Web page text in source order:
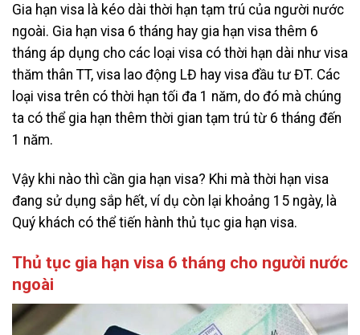
Gia hạn visa là kéo dài thời hạn tạm trú của người nước
ngoài. Gia hạn visa 6 tháng hay gia hạn visa thêm 6
tháng áp dụng cho các loại visa có thời hạn dài như visa
thăm thân TT, visa lao động LĐ hay visa đầu tư ĐT. Các
loại visa trên có thời hạn tối đa 1 năm, do đó mà chúng
ta có thể gia hạn thêm thời gian tạm trú từ 6 tháng đến
1 năm.
Vậy khi nào thì cần gia hạn visa? Khi mà thời hạn visa
đang sử dụng sắp hết, ví dụ còn lại khoảng 15 ngày, là
Quý khách có thể tiến hành thủ tục gia hạn visa.
Thủ tục gia hạn visa 6 tháng cho người nước
ngoài